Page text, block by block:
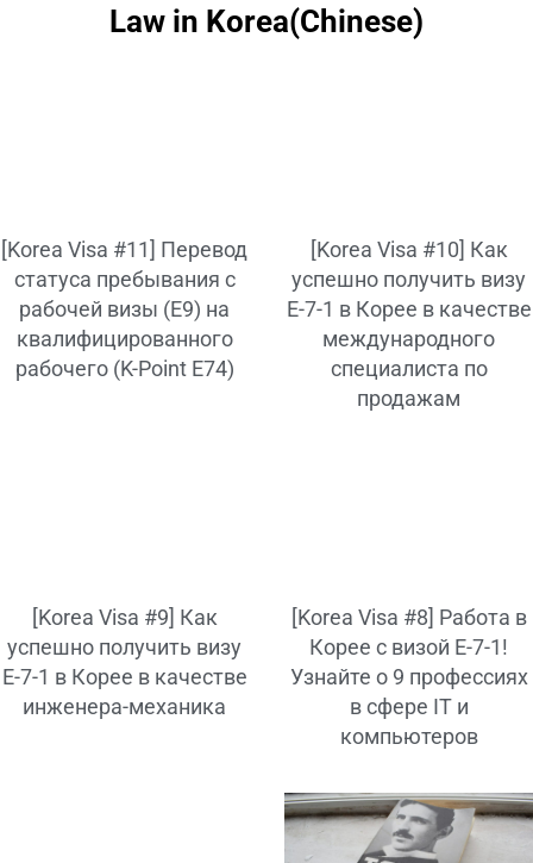
Law in Korea(Chinese)
[Korea Visa #11] Перевод
статуса пребывания с
рабочей визы (E9) на
квалифицированного
рабочего (K-Point E74)
[Korea Visa #10] Как
успешно получить визу
E-7-1 в Корее в качестве
международного
специалиста по
продажам
[Korea Visa #9] Как
успешно получить визу
E-7-1 в Корее в качестве
инженера-механика
[Korea Visa #8] Работа в
Корее с визой E-7-1!
Узнайте о 9 профессиях
в сфере IT и
компьютеров